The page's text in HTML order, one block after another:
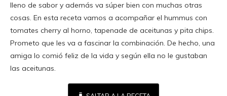
lleno de sabor y además va súper bien con muchas otras
cosas. En esta receta vamos a acompañar el hummus con
tomates cherry al horno, tapenade de aceitunas y pita chips.
Prometo que les va a fascinar la combinación. De hecho, una
amiga lo comió feliz de la vida y según ella no le gustaban
las aceitunas.